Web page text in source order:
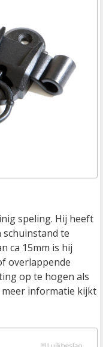
speling. Hij heeft
schuinstand te
ca 15mm is hij
overlappende
op te hogen als
informatie kijkt